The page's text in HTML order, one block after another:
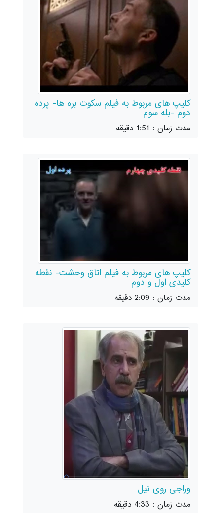
کلیپ های مربوط به فیلم سکوت بره ها- پرده
دوم -بله سوم
مدت زمان : 1:51 دقیقه
کلیپ های مربوط به فیلم اتاق وحشت- نقطه
کلیدی اول و دوم
مدت زمان : 2:09 دقیقه
وراجی روی نیل
مدت زمان : 4:33 دقیقه